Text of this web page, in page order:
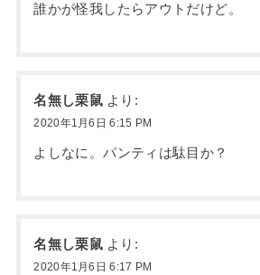
誰かが怪我したらアウトだけど。
名無し栗鼠 より:
2020年1月6日 6:15 PM
よしなに。パンティは駄目か？
名無し栗鼠 より:
2020年1月6日 6:17 PM